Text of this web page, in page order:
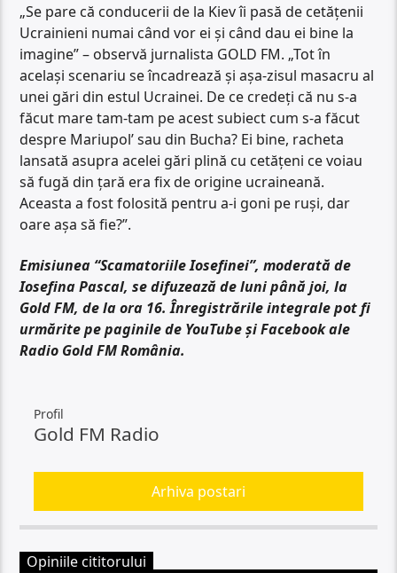
„Se pare că conducerii de la Kiev îi pasă de cetățenii
Ucrainieni numai când vor ei și când dau ei bine la
imagine” – observă jurnalista GOLD FM. „Tot în
același scenariu se încadrează și așa-zisul masacru al
unei gări din estul Ucrainei. De ce credeți că nu s-a
făcut mare tam-tam pe acest subiect cum s-a făcut
despre Mariupol’ sau din Bucha? Ei bine, racheta
lansată asupra acelei gări plină cu cetățeni ce voiau
să fugă din țară era fix de origine ucraineană.
Aceasta a fost folosită pentru a-i goni pe ruși, dar
oare așa să fie?”.
Emisiunea “Scamatoriile Iosefinei”, moderată de
Iosefina Pascal, se difuzează de luni până joi, la
Gold FM, de la ora 16. Înregistrările integrale pot fi
urmărite pe paginile de YouTube și Facebook ale
Radio Gold FM România.
Profil
Gold FM Radio
Arhiva postari
Opiniile cititorului